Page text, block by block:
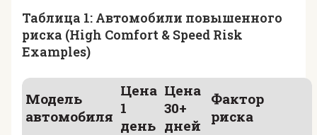
Таблица 1: Автомобили повышенного
риска (High Comfort & Speed Risk
Examples)
Модель
автомобиля
Цена
1
день
Цена
30+
дней
Фактор
риска